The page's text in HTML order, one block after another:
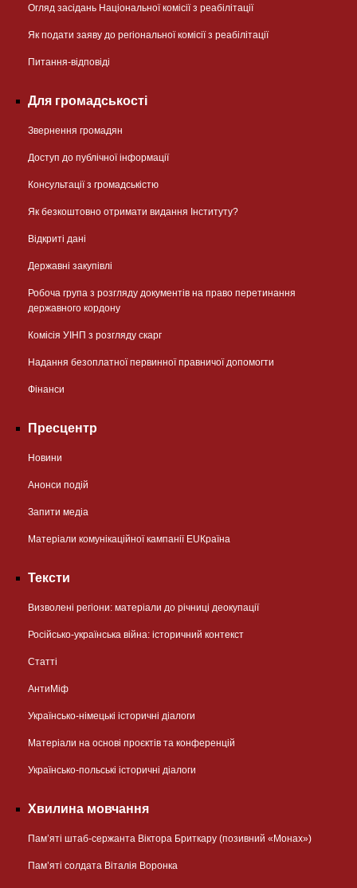
Огляд засідань Національної комісії з реабілітації
Як подати заяву до регіональної комісії з реабілітації
Питання-відповіді
Для громадськості
Звернення громадян
Доступ до публічної інформації
Консультації з громадськістю
Як безкоштовно отримати видання Інституту?
Відкриті дані
Державні закупівлі
Робоча група з розгляду документів на право перетинання
державного кордону
Комісія УІНП з розгляду скарг
Надання безоплатної первинної правничої допомогти
Фінанси
Пресцентр
Новини
Анонси подій
Запити медіа
Матеріали комунікаційної кампанії EUКраїна
Тексти
Визволені регіони: матеріали до річниці деокупації
Російсько-українська війна: історичний контекст
Статті
АнтиМіф
Українсько-німецькі історичні діалоги
Матеріали на основі проєктів та конференцій
Українсько-польські історичні діалоги
Хвилина мовчання
Пам’яті штаб-сержанта Віктора Бриткару (позивний «Монах»)
Пам’яті солдата Віталія Воронка